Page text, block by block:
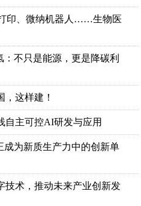
印、微纳机器人……生物医
不只是能源，更是降碳利
这样建！
自主可控AI研发与应用
成为新质生产力中的创新单
技术，推动未来产业创新发